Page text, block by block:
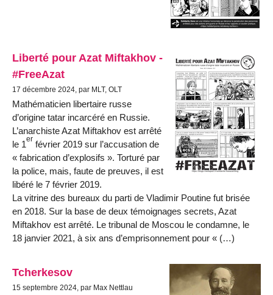
Liberté pour Azat Miftakhov -
#FreeAzat
17 décembre 2024, par MLT, OLT
Mathématicien libertaire russe
d’origine tatar incarcéré en Russie.
L’anarchiste Azat Miftakhov est arrêté
le 1er février 2019 sur l’accusation de
« fabrication d’explosifs ». Torturé par
la police, mais, faute de preuves, il est
libéré le 7 février 2019.
La vitrine des bureaux du parti de Vladimir Poutine fut brisée
en 2018. Sur la base de deux témoignages secrets, Azat
Miftakhov est arrêté. Le tribunal de Moscou le condamne, le
18 janvier 2021, à six ans d’emprisonnement pour « (…)
Tcherkesov
15 septembre 2024, par Max Nettlau